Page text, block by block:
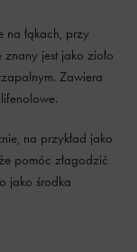
na łąkach, przy
jest jako zioło
Zawiera
na przykład jako
pomóc złagodzić
jako środka